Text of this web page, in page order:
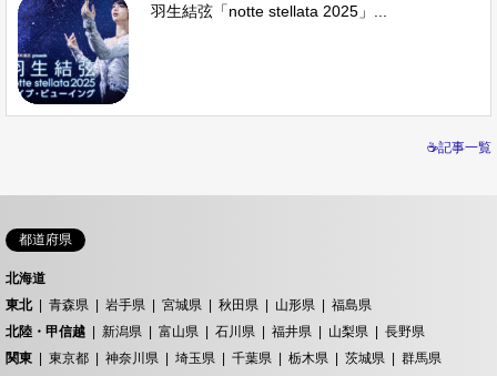
羽生結弦「notte stellata 2025」...
☕記事一覧
都道府県
北海道
東北
青森県 岩手県 宮城県 秋田県 山形県
福島県
北陸・甲信越
新潟県 富山県 石川県 福井県 山梨県
長野県
関東
東京都 神奈川県 埼玉県 千葉県 栃木県 茨城県
群馬県